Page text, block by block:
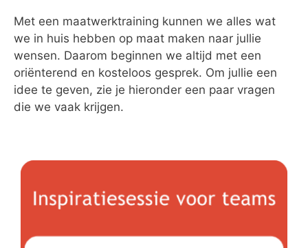
Met een maatwerktraining kunnen we alles wat
we in huis hebben op maat maken naar jullie
wensen. Daarom beginnen we altijd met een
oriënterend en kosteloos gesprek. Om jullie een
idee te geven, zie je hieronder een paar vragen
die we vaak krijgen.